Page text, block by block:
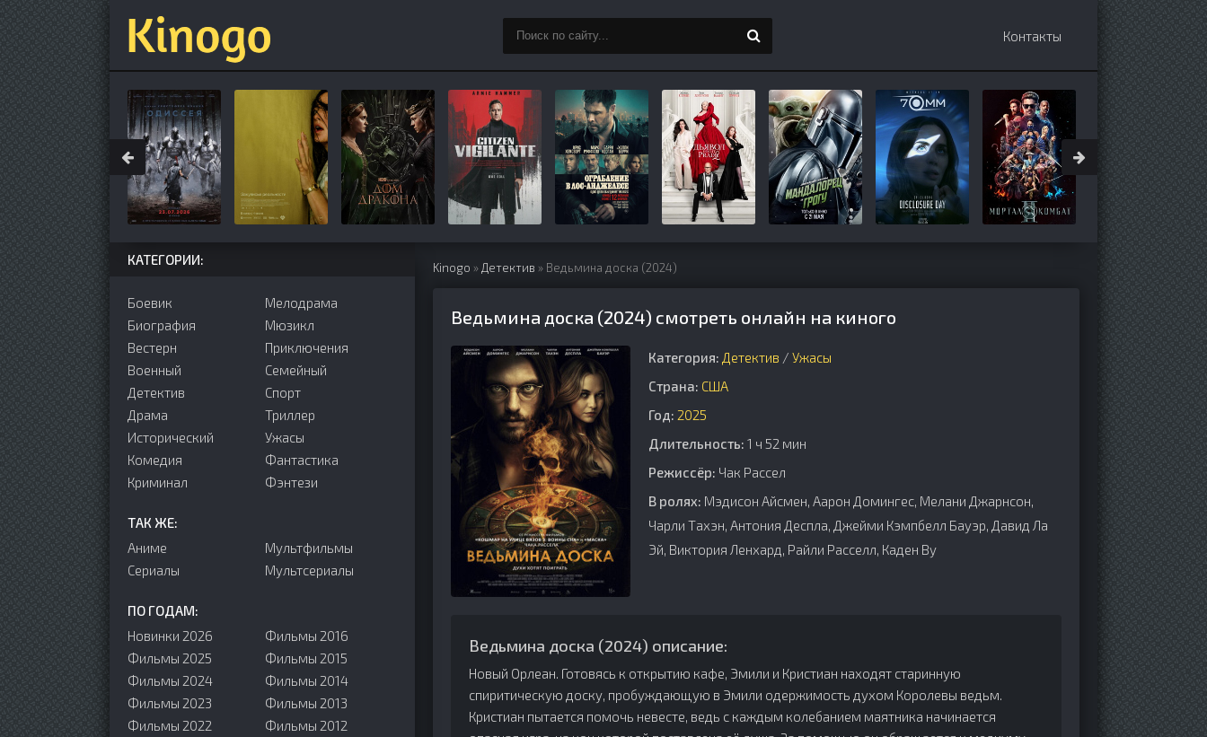
Контакты
Kinogo » Детектив » Ведьмина доска (2024)
Ведьмина доска (2024) смотреть онлайн на киного
Категория: Детектив / Ужасы
Страна: США
Год: 2025
Длительность: 1 ч 52 мин
Режиссёр: Чак Рассел
В ролях: Мэдисон Айсмен, Аарон Домингес, Мелани Джарнсон,
Чарли Тахэн, Антония Деспла, Джейми Кэмпбелл Бауэр, Давид Ла
Эй, Виктория Ленхард, Райли Расселл, Каден Ву
Ведьмина доска (2024) описание:
Новый Орлеан. Готовясь к открытию кафе, Эмили и Кристиан находят старинную
спиритическую доску, пробуждающую в Эмили одержимость духом Королевы ведьм.
Кристиан пытается помочь невесте, ведь с каждым колебанием маятника начинается
КАТЕГОРИИ:
Боевик
Биография
Вестерн
Военный
Детектив
Драма
Исторический
Комедия
Криминал
Мелодрама
Мюзикл
Приключения
Семейный
Cпорт
Триллер
Ужасы
Фантастика
Фэнтези
ТАК ЖЕ:
Аниме
Сериалы
Мультфильмы
Мультсериалы
ПО ГОДАМ:
Новинки 2026
Фильмы 2025
Фильмы 2024
Фильмы 2023
Фильмы 2022
Фильмы 2016
Фильмы 2015
Фильмы 2014
Фильмы 2013
Фильмы 2012